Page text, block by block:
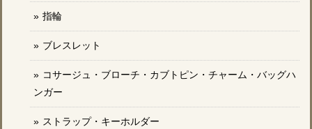
指輪
ブレスレット
コサージュ・ブローチ・カブトピン・チャーム・バッグハ
ンガー
ストラップ・キーホルダー